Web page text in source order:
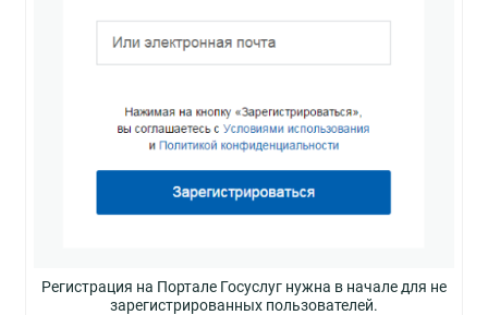
Регистрация на Портале Госуслуг нужна в начале для не
зарегистрированных пользователей.